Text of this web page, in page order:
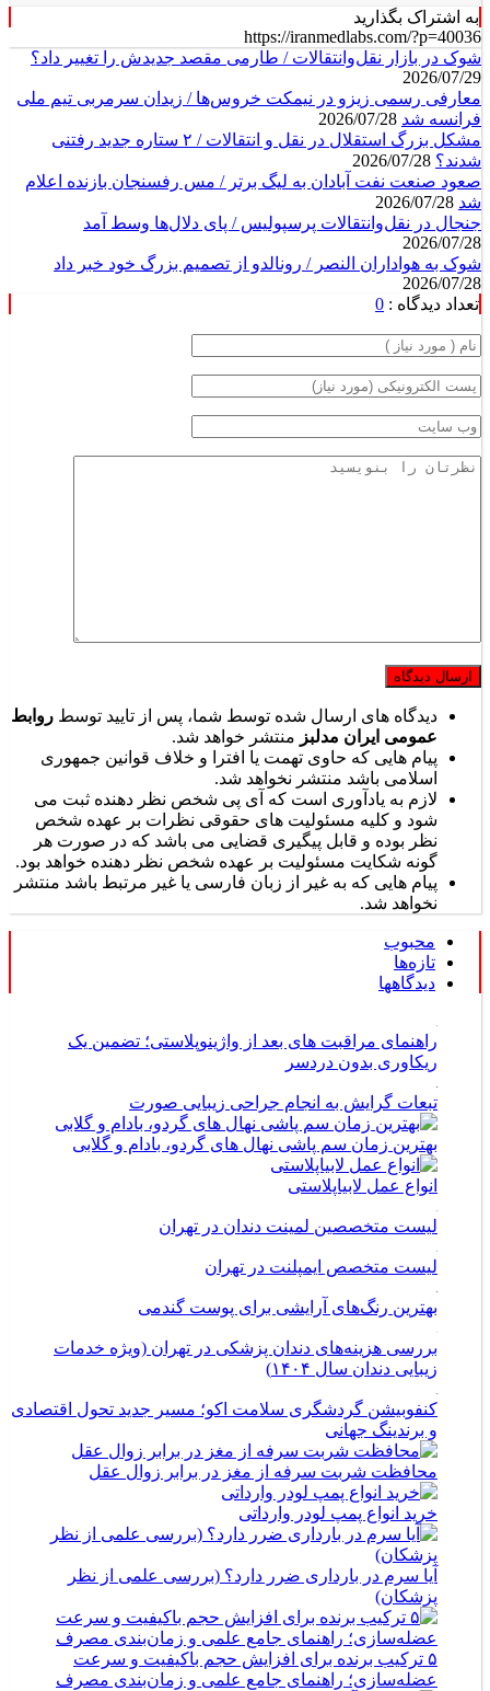
به اشتراک بگذارید
https://iranmedlabs.com/?p=40036
شوک در بازار نقل‌وانتقالات / طارمی مقصد جدیدش را تغییر داد؟
2026/07/29
معارفی رسمی زیزو در نیمکت خروس‌ها / زیدان سرمربی تیم ملی
فرانسه شد
مشکل بزرگ استقلال در نقل و انتقالات / ۲ ستاره جدید رفتنی
شدند؟
صعود صنعت نفت آبادان به لیگ برتر / مس رفسنجان بازنده اعلام
شد
جنجال در نقل‌وانتقالات پرسپولیس / پای دلال‌ها وسط آمد
2026/07/28
شوک به هواداران النصر / رونالدو از تصمیم بزرگ خود خبر داد
2026/07/28
تعداد دیدگاه : 0
دیدگاه های ارسال شده توسط شما، پس از تایید توسط روابط
عمومی ایران مدلبز منتشر خواهد شد.
پیام هایی که حاوی تهمت یا افترا و خلاف قوانین جمهوری
اسلامی باشد منتشر نخواهد شد.
لازم به یادآوری است که آی پی شخص نظر دهنده ثبت می
شود و کلیه مسئولیت های حقوقی نظرات بر عهده شخص
نظر بوده و قابل پیگیری قضایی می باشد که در صورت هر
گونه شکایت مسئولیت بر عهده شخص نظر دهنده خواهد بود.
پیام هایی که به غیر از زبان فارسی یا غیر مرتبط باشد منتشر
نخواهد شد.
محبوب
تازه‌ها
دیدگاهها
راهنمای مراقبت های بعد از واژینوپلاستی؛ تضمین یک
ریکاوری بدون دردسر
تبعات گرایش به انجام جراحی زیبایی صورت
بهترین زمان سم پاشی نهال های گردو، بادام و گلابی
انواع عمل لابیاپلاستی
لیست متخصصین لمینت دندان در تهران
لیست متخصص ایمپلنت در تهران
بهترین رنگ‌های آرایشی برای پوست گندمی
بررسی هزینه‌های دندان پزشکی در تهران (ویژه خدمات
زیبایی دندان سال ۱۴۰۴)
کنفوبیشن گردشگری سلامت اکو؛ مسیر جدید تحول اقتصادی
و برندینگ جهانی
محافظت شربت سرفه از مغز در برابر زوال عقل
خرید انواع پمپ لودر وارداتی
آیا سرم در بارداری ضرر دارد؟ (بررسی علمی از نظر
پزشکان)
۵ ترکیب برنده برای افزایش حجم باکیفیت و سرعت
عضله‌سازی؛ راهنمای جامع علمی و زمان‌بندی مصرف